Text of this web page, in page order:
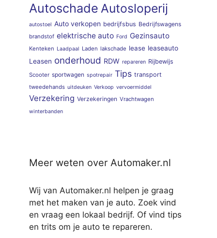
Autoschade Autosloperij
autostoel Auto verkopen bedrijfsbus Bedrijfswagens
brandstof elektrische auto Ford Gezinsauto
Kenteken Laadpaal Laden lakschade lease leaseauto
Leasen onderhoud RDW repareren Rijbewijs
Scooter sportwagen spotrepair Tips transport
tweedehands uitdeuken Verkoop vervoermiddel
Verzekering Verzekeringen Vrachtwagen
winterbanden
Meer weten over Automaker.nl
Wij van Automaker.nl helpen je graag
met het maken van je auto. Zoek vind
en vraag een lokaal bedrijf. Of vind tips
en trits om je auto te repareren.